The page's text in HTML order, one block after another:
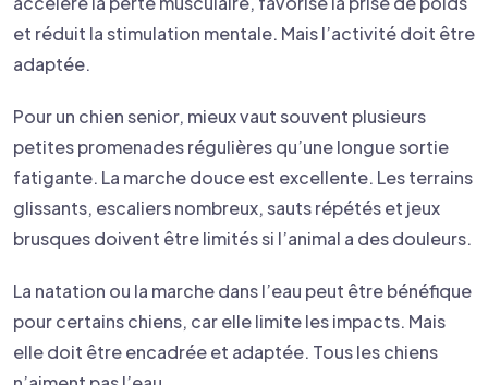
et réduit la stimulation mentale. Mais l’activité doit être
adaptée.
Pour un chien senior, mieux vaut souvent plusieurs
petites promenades régulières qu’une longue sortie
fatigante. La marche douce est excellente. Les terrains
glissants, escaliers nombreux, sauts répétés et jeux
brusques doivent être limités si l’animal a des douleurs.
La natation ou la marche dans l’eau peut être bénéfique
pour certains chiens, car elle limite les impacts. Mais
elle doit être encadrée et adaptée. Tous les chiens